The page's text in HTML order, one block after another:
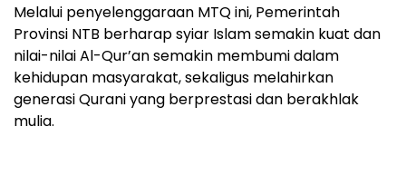
Melalui penyelenggaraan MTQ ini, Pemerintah
Provinsi NTB berharap syiar Islam semakin kuat dan
nilai-nilai Al-Qur’an semakin membumi dalam
kehidupan masyarakat, sekaligus melahirkan
generasi Qurani yang berprestasi dan berakhlak
mulia.